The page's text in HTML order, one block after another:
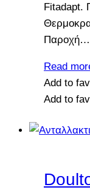
Fitadapt.
Παροχή…
Read
Add to
Add to